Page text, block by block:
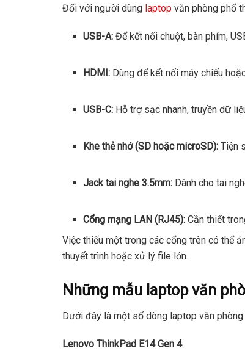
Đối với người dùng laptop văn phòng phổ
USB-A: Để kết nối chuột, bàn phím,
HDMI: Dùng để kết nối máy chiếu
USB-C: Hỗ trợ sạc nhanh, truyền dữ
Khe thẻ nhớ (SD hoặc microSD): Tiện
Jack tai nghe 3.5mm: Dành cho tai
Cổng mạng LAN (RJ45): Cần thiết
Việc thiếu một trong các cổng trên có thể
thuyết trình hoặc xử lý file lớn.
Những mẫu laptop văn
Dưới đây là một số dòng laptop văn
Lenovo ThinkPad E14 Gen 4